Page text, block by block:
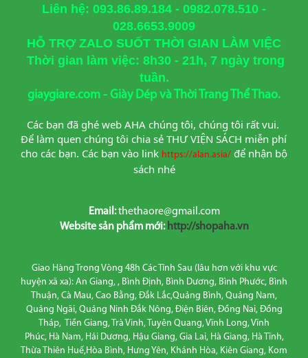
Liên hệ: 093.86.89.184 - 0982.078.510 -
028.6653.9009
HỖ TRỢ ZALO SUỐT THỜI GIAN LÀM VIỆC
Thời gian làm việc: 8h30 - 21h, 7 ngày trong
tuần.
giaygiare.com - Giày Dép và Thời Trang Thể Thao.
Các bạn đã ghé web AHA chúng tôi, chúng tôi rất vui.
Để làm quen chúng tôi chia sẻ THƯ VIỆN SÁCH miễn phí
cho các bạn. Các bạn vào link https://alan.asia/ để nhận bộ
sách nhé
Email:thethaore@gmail.com
Website sản phẩm mới: http://shopaha.vn
Giao Hàng Trong Vòng 48h Các Tỉnh Sau (lâu hơn với khu vực
huyện xã xa): An Giang, , Bình Định, Bình Dương, Bình Phước, Bình
Thuận, Cà Mau, Cao Bằng, Đắk Lắc,Quảng Bình, Quảng Nam,
Quảng Ngãi, Quảng Ninh Đắk Nông, Điện Biên, Đồng Nai, Đồng
Tháp, Tiền Giang, Trà Vinh, Tuyên Quang, Vĩnh Long, Vĩnh
Phúc, Hà Nam, Hải Dương, Hậu Giang, Gia Lai, Hà Giang, Hà Tĩnh,
Thừa Thiên Huế,Hòa Bình, Hưng Yên, Khánh Hòa, Kiên Giang, Kom